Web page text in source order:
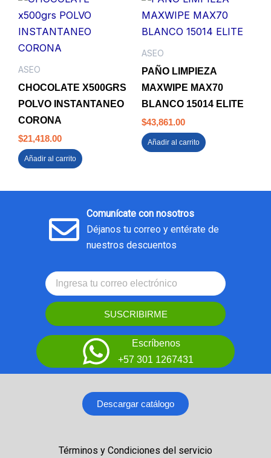
ASEO
CHOCOLATE X500GRS
POLVO INSTANTANEO
CORONA
$21,418.00
Añadir al carrito
ASEO
PAÑO LIMPIEZA
MAXWIPE MAX70
BLANCO 15014 ELITE
$43,861.00
Añadir al carrito
Comunícate con nosotros
Déjanos tu correo y entérate de
nuestros descuentos
SUSCRIBIRME
Escríbenos
+57 301 1267431
Descargar catálogo
Términos y Condiciones del servicio